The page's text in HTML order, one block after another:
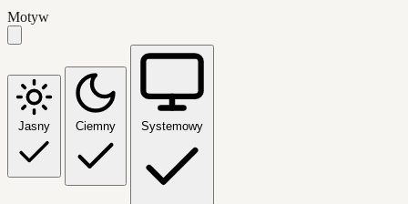
Motyw
Jasny Ciemny Systemowy